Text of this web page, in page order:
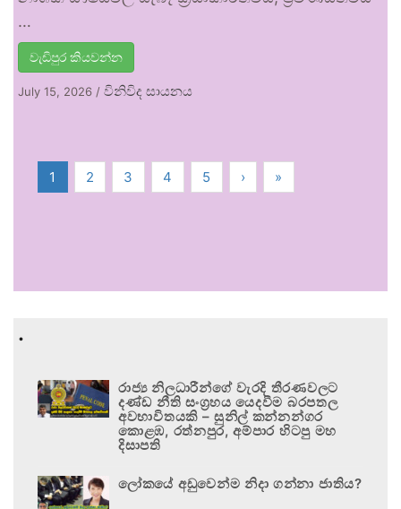
…
වැඩිපුර කියවන්න
July 15, 2026 / විනිවිද සායනය
1 2 3 4 5 › »
.
රාජ්‍ය නිලධාරීන්ගේ වැරදි තීරණවලට
දණ්ඩ නීති සංග්‍රහය යෙදවීම බරපතල
අවභාවිතයකි – සුනිල් කන්නන්ගර
කොළඹ, රත්නපුර, අම්පාර හිටපු මහ
දිසාපති
ලෝකයේ අඩුවෙන්ම නිදා ගන්නා ජාතිය?